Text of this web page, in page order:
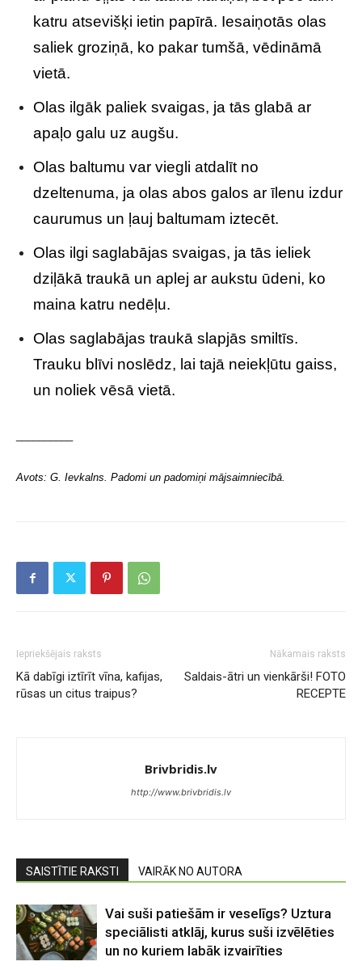
katru atsevišķi ietin papīrā. Iesaiņotās olas
saliek groziņā, ko pakar tumšā, vēdināmā
vietā.
Olas ilgāk paliek svaigas, ja tās glabā ar
apaļo galu uz augšu.
Olas baltumu var viegli atdalīt no
dzeltenuma, ja olas abos galos ar īlenu izdur
caurumus un ļauj baltumam iztecēt.
Olas ilgi saglabājas svaigas, ja tās ieliek
dziļākā traukā un aplej ar aukstu ūdeni, ko
maina katru nedēļu.
Olas saglabājas traukā slapjās smiltīs.
Trauku blīvi noslēdz, lai tajā neiekļūtu gaiss,
un noliek vēsā vietā.
Avots: G. Ievkalns. Padomi un padomiņi mājsaimniecībā.
Iepriekšējais raksts
Kā dabīgi iztīrīt vīna, kafijas,
rūsas un citus traipus?
Nākamais raksts
Saldais-ātri un vienkārši! FOTO
RECEPTE
Brivbridis.lv
http://www.brivbridis.lv
SAISTĪTIE RAKSTI VAIRĀK NO AUTORA
Vai suši patiešām ir veselīgs? Uztura
speciālisti atklāj, kurus suši izvēlēties
un no kuriem labāk izvairīties